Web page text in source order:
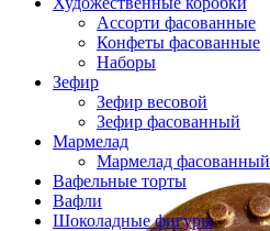
Ассорти фасованные
Конфеты фасованные
Наборы
Зефир
Зефир весовой
Зефир фасованный
Мармелад
Мармелад фасованный
Вафельные торты
Вафли
Шоколадные фигуры